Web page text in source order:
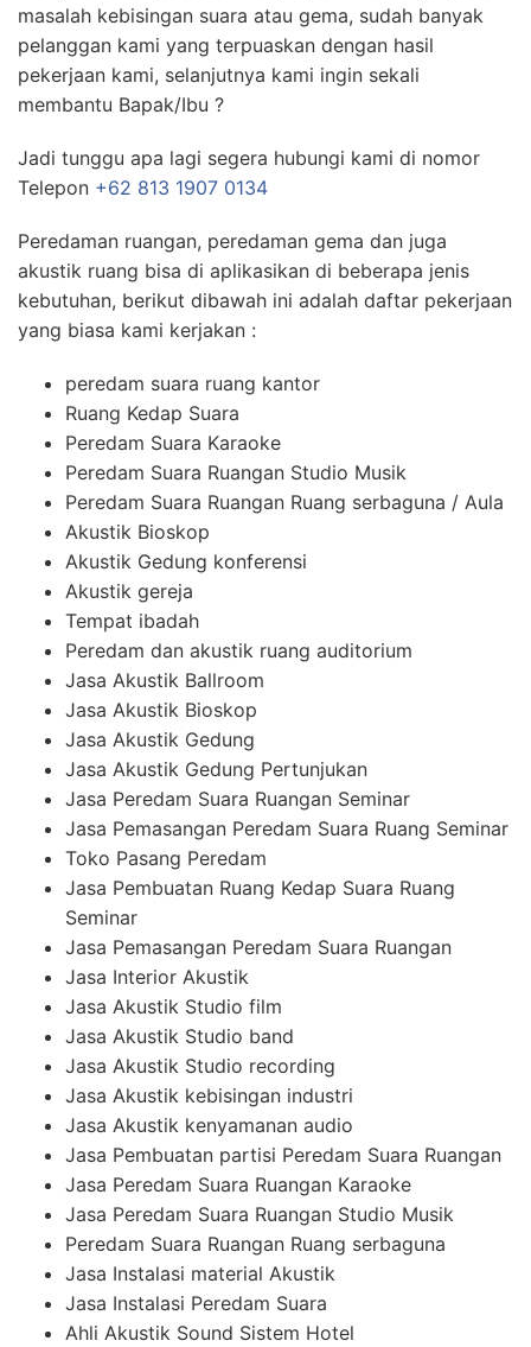
masalah kebisingan suara atau gema, sudah banyak
pelanggan kami yang terpuaskan dengan hasil
pekerjaan kami, selanjutnya kami ingin sekali
membantu Bapak/Ibu ?
Jadi tunggu apa lagi segera hubungi kami di nomor
Telepon +62 813 1907 0134
Peredaman ruangan, peredaman gema dan juga
akustik ruang bisa di aplikasikan di beberapa jenis
kebutuhan, berikut dibawah ini adalah daftar pekerjaan
yang biasa kami kerjakan :
peredam suara ruang kantor
Ruang Kedap Suara
Peredam Suara Karaoke
Peredam Suara Ruangan Studio Musik
Peredam Suara Ruangan Ruang serbaguna / Aula
Akustik Bioskop
Akustik Gedung konferensi
Akustik gereja
Tempat ibadah
Peredam dan akustik ruang auditorium
Jasa Akustik Ballroom
Jasa Akustik Bioskop
Jasa Akustik Gedung
Jasa Akustik Gedung Pertunjukan
Jasa Peredam Suara Ruangan Seminar
Jasa Pemasangan Peredam Suara Ruang Seminar
Toko Pasang Peredam
Jasa Pembuatan Ruang Kedap Suara Ruang
Seminar
Jasa Pemasangan Peredam Suara Ruangan
Jasa Interior Akustik
Jasa Akustik Studio film
Jasa Akustik Studio band
Jasa Akustik Studio recording
Jasa Akustik kebisingan industri
Jasa Akustik kenyamanan audio
Jasa Pembuatan partisi Peredam Suara Ruangan
Jasa Peredam Suara Ruangan Karaoke
Jasa Peredam Suara Ruangan Studio Musik
Peredam Suara Ruangan Ruang serbaguna
Jasa Instalasi material Akustik
Jasa Instalasi Peredam Suara
Ahli Akustik Sound Sistem Hotel